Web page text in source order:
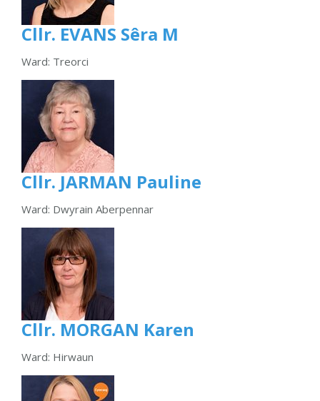
Cllr. EVANS Sêra M
Ward: Treorci
Cllr. JARMAN Pauline
Ward: Dwyrain Aberpennar
Cllr. MORGAN Karen
Ward: Hirwaun